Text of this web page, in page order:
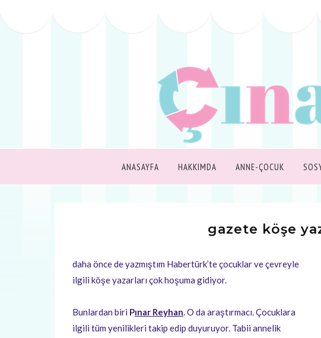
ANASAYFA HAKKIMDA ANNE-ÇOCUK
gazete köşe
daha önce de yazmıştım Habertürk’te çocuklar ve çevreyle
ilgili köşe yazarları çok hoşuma gidiyor.
Bunlardan biri Pınar Reyhan. O da araştırmacı. Çocuklara
ilgili tüm yenilikleri takip edip duyuruyor. Tabii annelik